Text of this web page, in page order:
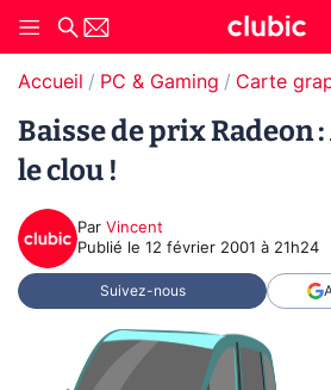
Accueil PC & Gaming Carte
Baisse de prix Radeon
le clou !
Par Vincent
Publié le 12 février 2001 à 21h24
Suivez-nous